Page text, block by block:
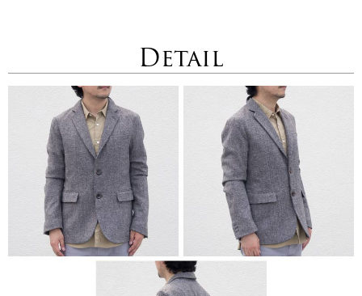
Detail